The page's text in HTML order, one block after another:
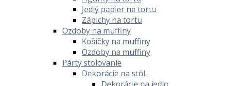
Jedlý papier na tortu
Zápichy na tortu
Ozdoby na muffiny
Košíčky na muffiny
Ozdoby na muffiny
Párty stolovanie
Dekorácie na stôl